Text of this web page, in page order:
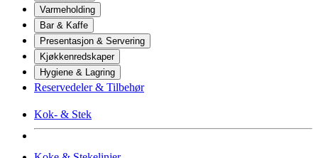
Varmeholding
Bar & Kaffe
Presentasjon & Servering
Kjøkkenredskaper
Hygiene & Lagring
Reservedeler & Tilbehør
Kok- & Stek